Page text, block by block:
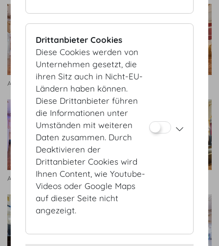
Antekammer Bankett
Antekammer.jpg Antekammer
Drittanbieter Cookies
Diese Cookies werden von
Unternehmen gesetzt, die
ihren Sitz auch in Nicht-EU-
Ländern haben können.
Diese Drittanbieter führen
die Informationen unter
Umständen mit weiteren
Daten zusammen. Durch
Deaktivieren der
Drittanbieter Cookies wird
Ihnen Content, wie Youtube-
Videos oder Google Maps
auf dieser Seite nicht
angezeigt.